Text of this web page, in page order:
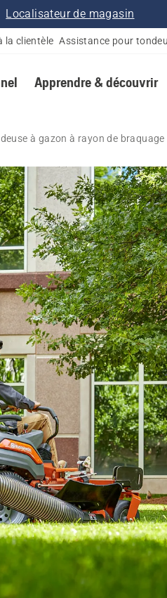
Localisateur de magasin
la clientèle Assistance pour
Apprendre & découvrir
à gazon à rayon de braquage